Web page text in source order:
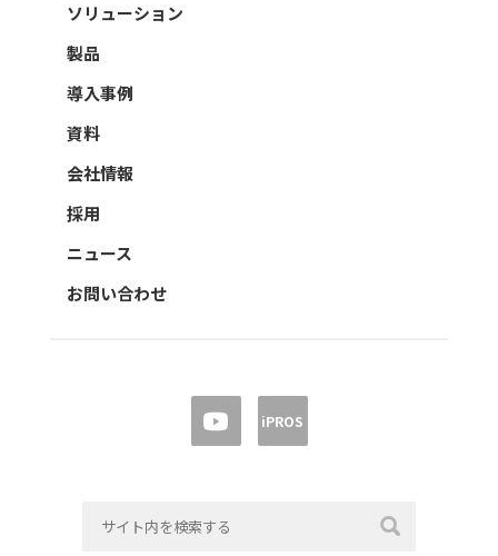
ソリューション
製品
導入事例
資料
会社情報
採用
ニュース
お問い合わせ
iPROS